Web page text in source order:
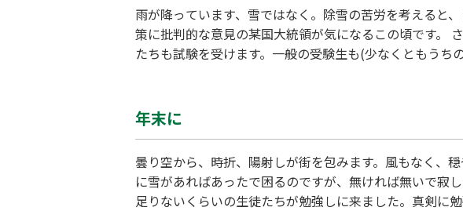
雨が降っています、雪ではなく。除雪の苦労を考えると
策に批判的な意見の某国大統領が気になるこの頃です。
たちも試験を受けます。一般の受験生も(少なくともう
年末に
曇り空から、時折、陽射しが街を包みます。風もなく、
に雪があればあったで困るのですが、無ければ無いで寂
足りないくらいの生徒たちが勉強しに来ました。真剣に